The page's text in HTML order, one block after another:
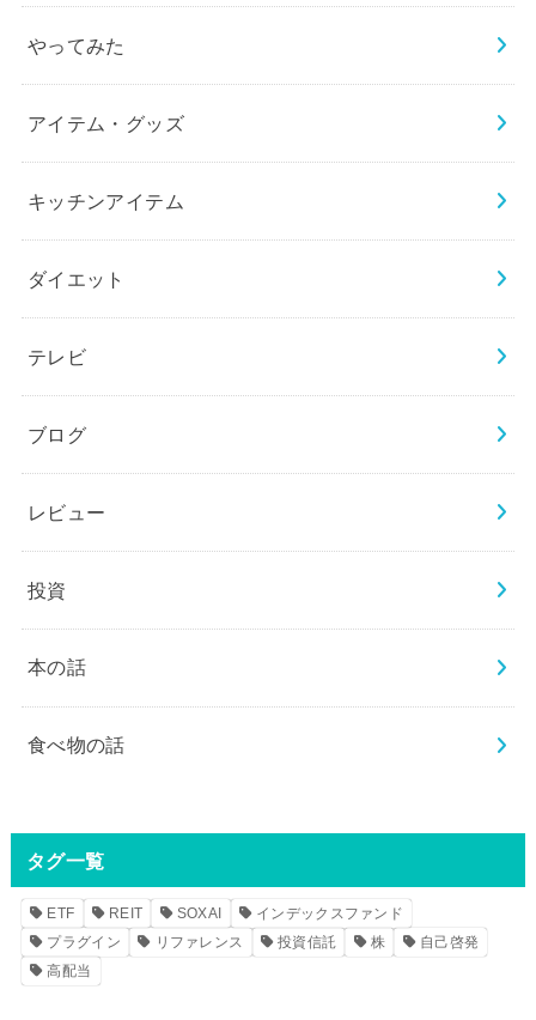
やってみた
アイテム・グッズ
キッチンアイテム
ダイエット
テレビ
ブログ
レビュー
投資
本の話
食べ物の話
タグ一覧
ETF REIT SOXAI
インデックスファンド
プラグイン
リファレンス 投資信託 株
自己啓発
高配当